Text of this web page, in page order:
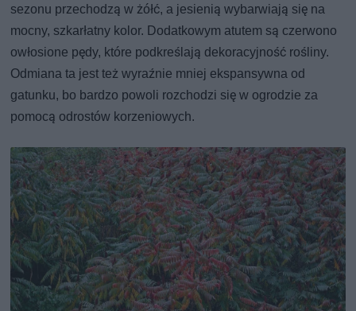
sezonu przechodzą w żółć, a jesienią wybarwiają się na
mocny, szkarłatny kolor. Dodatkowym atutem są czerwono
owłosione pędy, które podkreślają dekoracyjność rośliny.
Odmiana ta jest też wyraźnie mniej ekspansywna od
gatunku, bo bardzo powoli rozchodzi się w ogrodzie za
pomocą odrostów korzeniowych.